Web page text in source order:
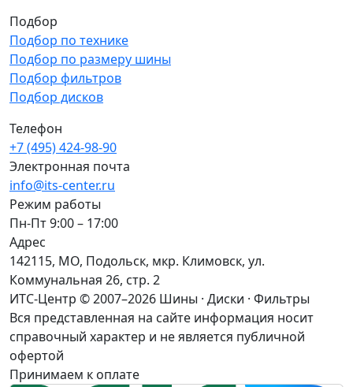
Подбор
Подбор по технике
Подбор по размеру шины
Подбор фильтров
Подбор дисков
Телефон
+7 (495) 424-98-90
Электронная почта
info@its-center.ru
Режим работы
Пн-Пт 9:00 – 17:00
Адрес
142115, МО, Подольск, мкр. Климовск, ул.
Коммунальная 26, стр. 2
ИТС-Центр © 2007–2026 Шины · Диски · Фильтры
Вся представленная на сайте информация носит
справочный характер и не является публичной
офертой
Принимаем к оплате